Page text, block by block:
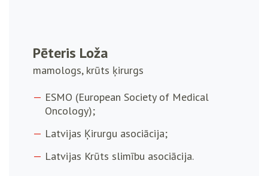
Pēteris Loža
mamologs, krūts ķirurgs
ESMO (European Society of Medical
Oncology);
Latvijas Ķirurgu asociācija;
Latvijas Krūts slimību asociācija.